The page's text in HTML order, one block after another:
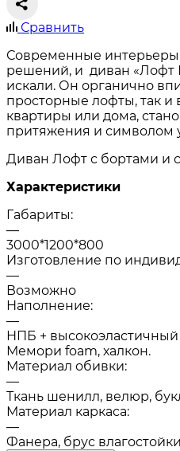
Сравнить
Современные интерьеры
решений, и диван «Лофт
искали. Он органично
просторные лофты, так
квартиры или дома,
притяжения и символом
Диван Лофт с бортами и
Характеристики
Габариты:
—
3000*1200*800
Изготовление по
—
Возможно
Наполнение:
—
НПБ +
Мемори foam, халкон.
Материал обивки:
—
Ткань шенилл, велюр,
Материал каркаса:
—
Фанера, брус